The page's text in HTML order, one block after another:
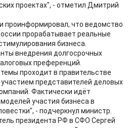
проектах", - отметил Дмитрий
проинформировал, что ведомство
прорабатывает реальные
бизнеса.
внедрения долгосрочных
преференций.
проходит в правительстве
представителей деловых
Фактически идёт
участия бизнеса в
- подчеркнул министр.
президента РФ в СФО Сергей